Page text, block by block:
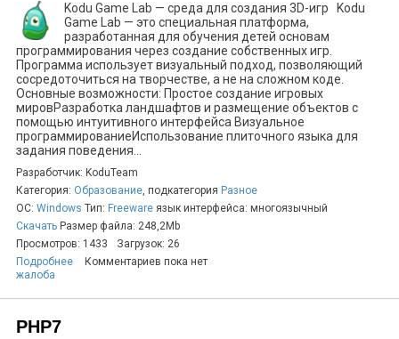
Kodu Game Lab — среда для создания 3D-игр Kodu
Game Lab — это специальная платформа,
разработанная для обучения детей основам
программирования через создание собственных игр.
Программа использует визуальный подход, позволяющий
сосредоточиться на творчестве, а не на сложном коде.
Основные возможности: Простое создание игровых
мировРазработка ландшафтов и размещение объектов с
помощью интуитивного интерфейса Визуальное
программированиеИспользование плиточного языка для
задания поведения...
Разработчик: KoduTeam
Категория: Образование, подкатегория Разное
ОС: Windows Тип: Freeware язык интерфейса: многоязычный
Скачать Размер файла: 248,2Mb
Просмотров: 1433
Загрузок: 26
Подробнее
Комментариев пока нет
жалоба
PHP7